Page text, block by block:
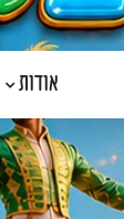
אודות